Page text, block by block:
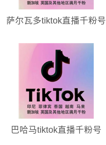
萨尔瓦多tiktok直播千粉号
巴哈马tiktok直播千粉号